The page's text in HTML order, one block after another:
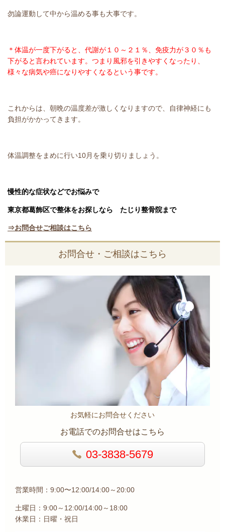
勿論運動して中から温める事も大事です。
＊体温が一度下がると、代謝が１０～２１％、免疫力が３０％も
下がると言われています。 つまり風邪を引きやすくなったり、
様々な病気や癌になりやすくなるという事です。
これからは、朝晩の温度差が激しくなりますので、自律神経にも
負担がかかってきます。
体温調整をまめに行い10月を乗り切りましょう。
慢性的な症状などでお悩みで
東京都葛飾区で整体をお探しなら たじり整骨院まで
⇒お問合せご相談はこちら
お問合せ・ご相談はこちら
お気軽にお問合せください
お電話でのお問合せはこちら
03-3838-5679
営業時間：9:00〜12:00/14:00～20:00
土曜日：9:00～12:00/14:00～18:00
休業日：日曜・祝日